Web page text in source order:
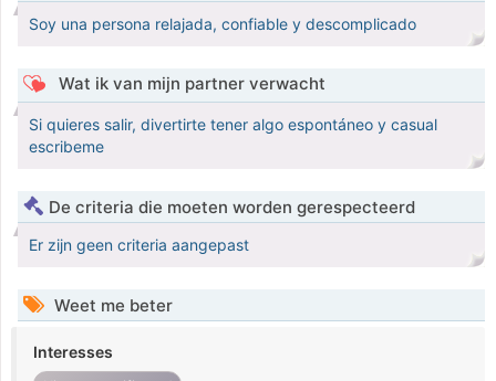
Soy una persona relajada, confiable y descomplicado
Wat ik van mijn partner verwacht
Si quieres salir, divertirte tener algo espontáneo y casual
escribeme
De criteria die moeten worden gerespecteerd
Er zijn geen criteria aangepast
Weet me beter
Interesses